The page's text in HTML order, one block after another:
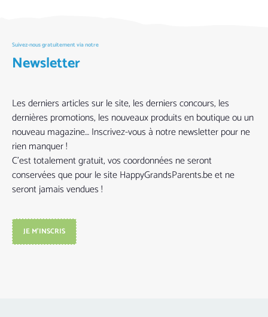
Suivez-nous gratuitement via notre
Newsletter
Les derniers articles sur le site, les derniers concours, les
dernières promotions, les nouveaux produits en boutique ou un
nouveau magazine… Inscrivez-vous à notre newsletter pour ne
rien manquer !
C’est totalement gratuit, vos coordonnées ne seront
conservées que pour le site HappyGrandsParents.be et ne
seront jamais vendues !
JE M'INSCRIS